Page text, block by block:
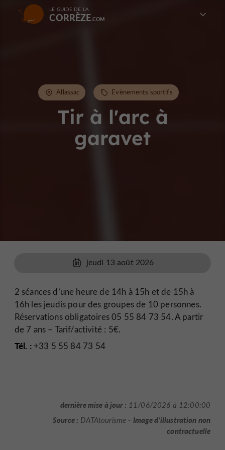
LE GUIDE DE LA
CORRÈZE
Tir à l'arc à
garavet
Allassac Evènements sportifs
jeudi 13 août 2026
2 séances d’une heure de 14h à 15h et de 15h à
16h les jeudis pour des groupes de 10 personnes.
Réservations obligatoires 05 55 84 73 54. A partir
de 7 ans – Tarif/activité : 5€.
Tél. :+33 5 55 84 73 54
dernière mise à jour : 11/06/2026 à 12:00:00
Source : DATAtourisme - Image d'illustration non
contractuelle